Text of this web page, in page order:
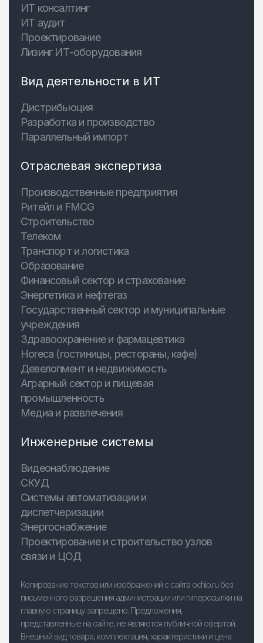
ИТ консалтинг
ИТ аудит
Проектирование
Лизинг ИТ-оборудования
Вид деятельности в ИТ
Дистрибьюция
Разработка и производство
Параллельный импорт
Отраслевая экспертиза
Производственные предприятия
Ритейл и FMCG
Строительство
Телеком
Транспорт и логистика
Образование
Финансовый сектор и страхование
Энергетика и нефтегаз
Государственный сектор и муниципальные
учреждения
Здравоохранение и фармацевтика
Horeca (гостиницы, рестораны, кафе)
Девелопмент и недвижимость
Аграрный сектор и пищевая
промышленность
Медиа и развлечения
Инженерные системы
Видеонаблюдение
СКУД
Системы автоматизации и
диспетчеризации
Энергоснабжение
Проектирование и строительство узлов
связи и ЦОД
Копирование текстов или изображений с сайта ochip.ru без
письменного разрешения администрации или гиперссылки на
главную страницу запрещено. Предложения,
представленные на сайте, не являются публичной офертой.
Внешний вид товара, комплектация, характеристики и цена